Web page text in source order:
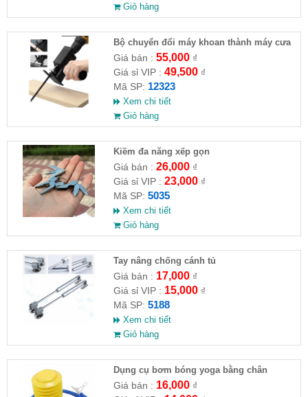
Giỏ hàng
Bộ chuyển đổi máy khoan thành máy cưa
(loại thường)( HĐ )
Giá bán : 55,000₫
Giá sỉ VIP : 49,500₫
Mã SP: 12323
Xem chi tiết
Giỏ hàng
Kiềm đa năng xếp gọn
Giá bán : 26,000₫
Giá sỉ VIP : 23,000₫
Mã SP: 5035
Xem chi tiết
Giỏ hàng
Tay nâng chống cánh tủ
Giá bán : 17,000₫
Giá sỉ VIP : 15,000₫
Mã SP: 5188
Xem chi tiết
Giỏ hàng
Dụng cụ bơm bóng yoga bằng chân
Giá bán : 16,000₫